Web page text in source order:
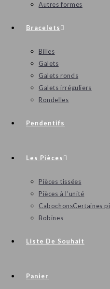
Autres formes
Bracelets
Billes
Galets
Galets ronds
Galets irréguliers
Rondelles
Pendentifs
Les Pièces
Pièces tissées
Pièces à l’unité
CabochonsCertaines
Bobines
Liste De Souhait
Panier